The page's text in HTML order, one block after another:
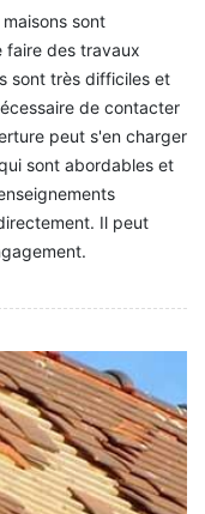
sont
faire des travaux
sont très difficiles et
de contacter
peut s'en charger
sont abordables et
Il peut